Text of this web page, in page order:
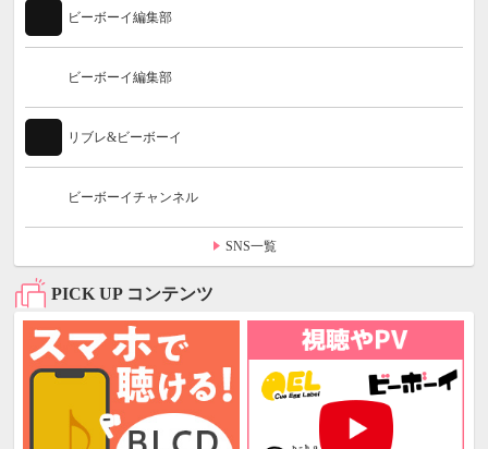
ビーボーイ編集部
ビーボーイ編集部
リブレ&ビーボーイ
ビーボーイチャンネル
SNS一覧
PICK UP コンテンツ